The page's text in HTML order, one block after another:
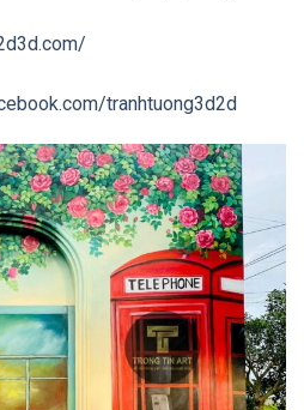
tranhtuong3d2d